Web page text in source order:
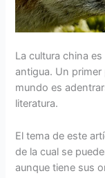
La cultura china
antigua. Un
mundo es
literatura.
El tema de este
de la cual se
aunque tiene sus